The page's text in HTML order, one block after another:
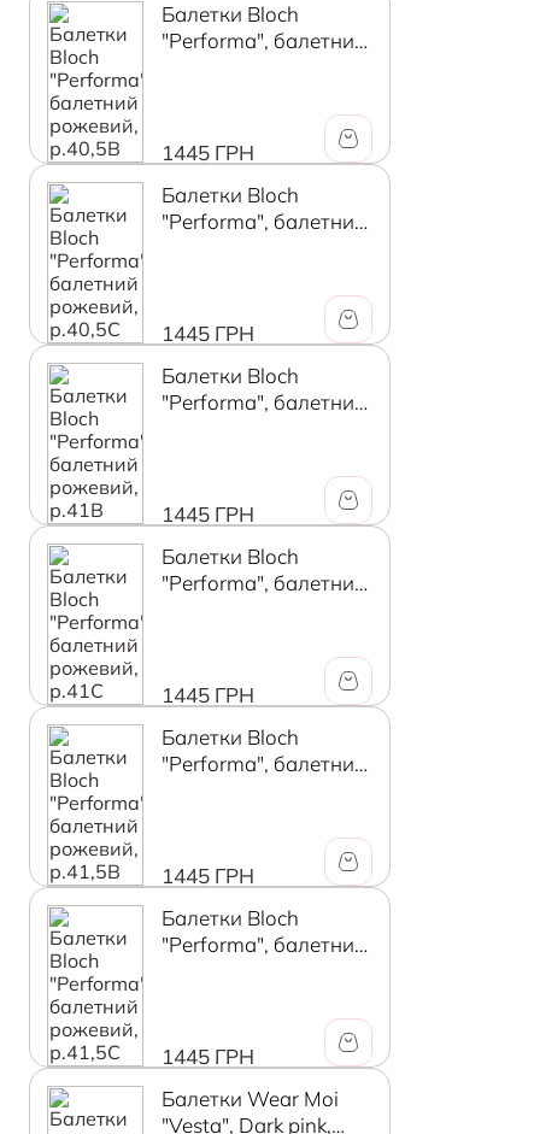
Балетки Bloch
"Performa", балетний
1445 ГРН
Балетки Bloch
"Performa", балетний
1445 ГРН
Балетки Bloch
"Performa", балетний
1445 ГРН
Балетки Bloch
"Performa", балетний
1445 ГРН
Балетки Bloch
"Performa", балетний
1445 ГРН
Балетки Bloch
"Performa", балетний
1445 ГРН
Балетки Wear Moi
"Vesta", Dark pink,